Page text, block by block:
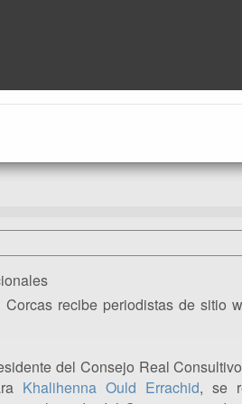
recibe periodistas de sitio
del Consejo Real
Khalihenna Ould Errachid, se